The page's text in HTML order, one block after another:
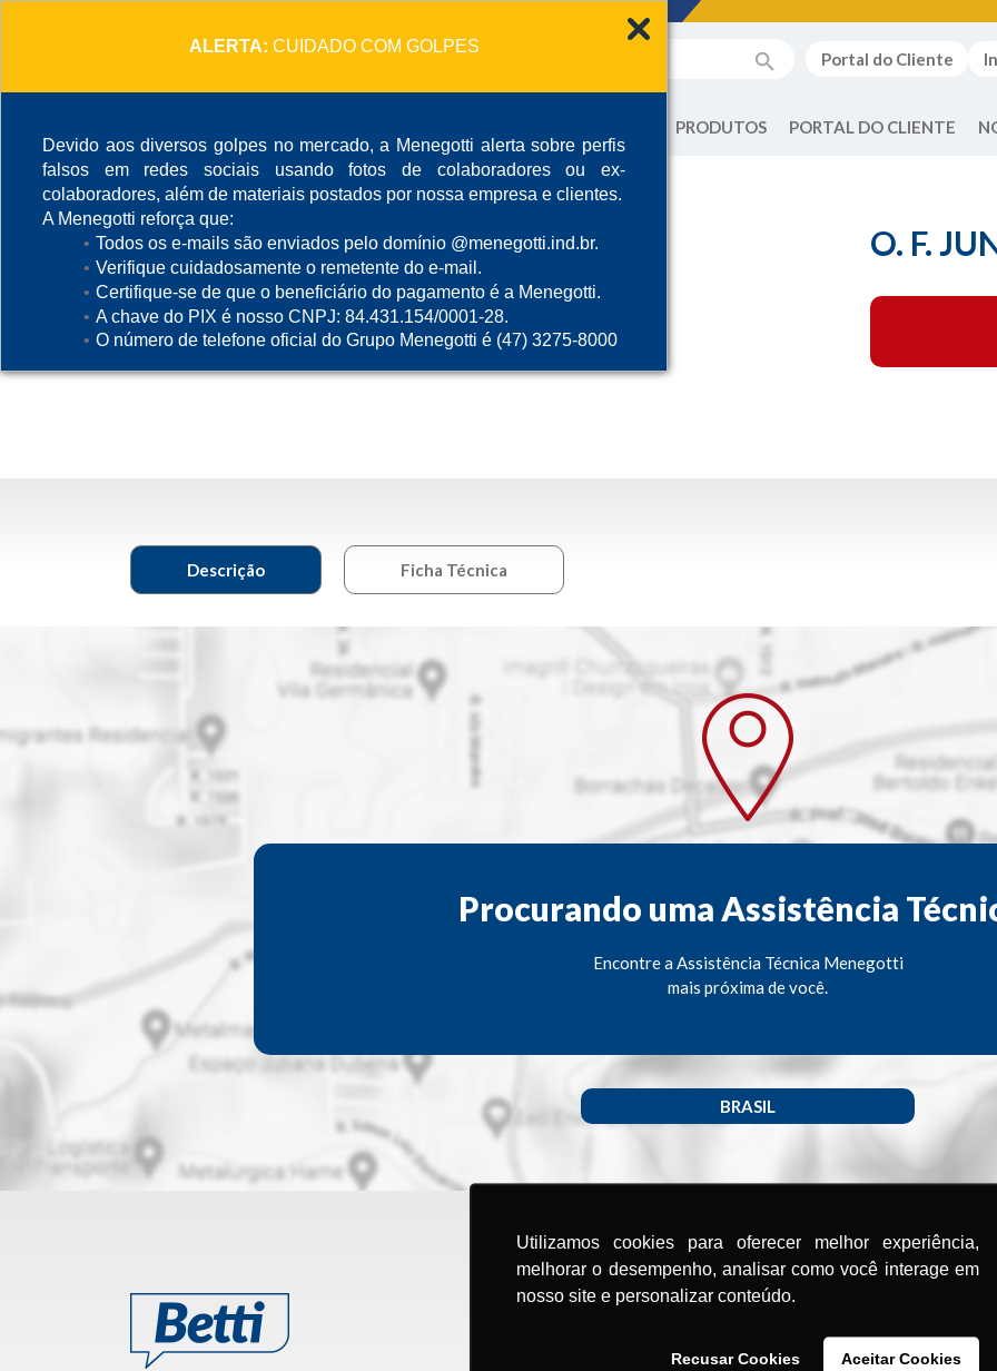
ALERTA: CUIDADO COM GOLPES
Devido aos diversos golpes no mercado, a Menegotti alerta sobre perfis
falsos em redes sociais usando fotos de colaboradores ou ex-
colaboradores, além de materiais postados por nossa empresa e clientes.
A Menegotti reforça que:
Todos os e-mails são enviados pelo domínio @menegotti.ind.br.
Verifique cuidadosamente o remetente do e-mail.
Certifique-se de que o beneficiário do pagamento é a Menegotti.
A chave do PIX é nosso CNPJ: 84.431.154/0001-28.
O número de telefone oficial do Grupo Menegotti é (47) 3275-8000
Utilizamos cookies para oferecer melhor experiência,
melhorar o desempenho, analisar como você interage em
nosso site e personalizar conteúdo.
Recusar Cookies Aceitar Cookies
Portal do Cliente
PRODUTOS PORTAL DO CLIENTE
O. F.
Descrição Ficha Técnica
Procurando uma Assistência
Encontre a Assistência Técnica Menegotti
mais próxima de você.
BRASIL